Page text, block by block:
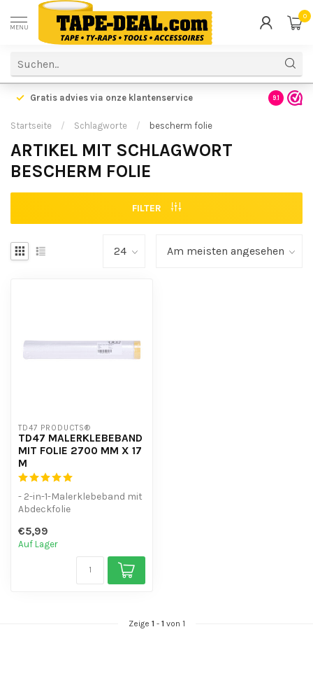
MENU
0
Gratis advies via onze klantenservice 9.1
Startseite / Schlagworte / bescherm folie
ARTIKEL MIT SCHLAGWORT
BESCHERM FOLIE
FILTER
TD47 PRODUCTS®
TD47 MALERKLEBEBAND
MIT FOLIE 2700 MM X 17
M
- 2-in-1-Malerklebeband mit
Abdeckfolie
großer Flächen
- Sc...
€5,99
Auf Lager
Zeige 1- 1von 1